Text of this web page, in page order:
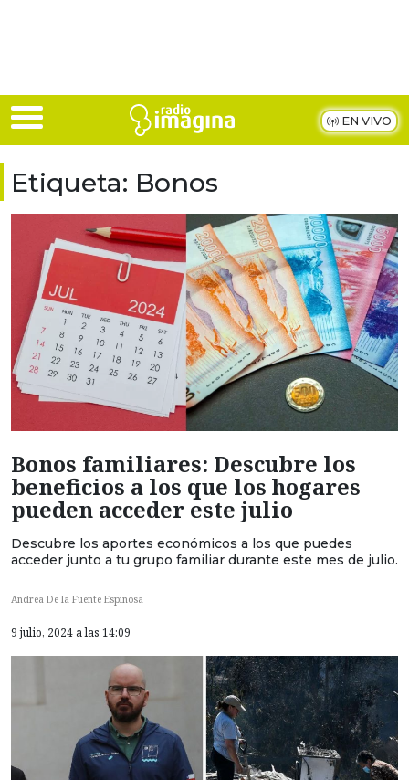
EN VIVO
Etiqueta: Bonos
Bonos familiares: Descubre los
beneficios a los que los hogares
pueden acceder este julio
Descubre los aportes económicos a los que puedes
acceder junto a tu grupo familiar durante este mes de julio.
Andrea De la Fuente Espinosa
9 julio, 2024 a las 14:09